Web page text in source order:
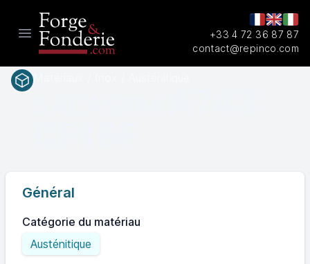
Open main menu
+33 4 72 36 87 87
contact@repinco.com
Général
Catégorie du matériau
Austénitique